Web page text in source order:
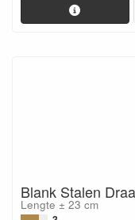
Blank Stalen
Lengte ± 23 cm